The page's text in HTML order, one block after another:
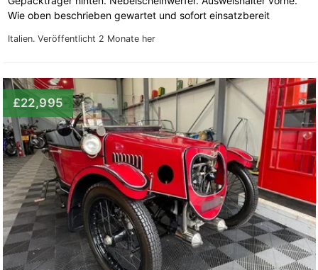
Italien. Veröffentlicht 2 Monate her
Wie oben beschrieben gewartet und sofort einsatzbereit
£22,995